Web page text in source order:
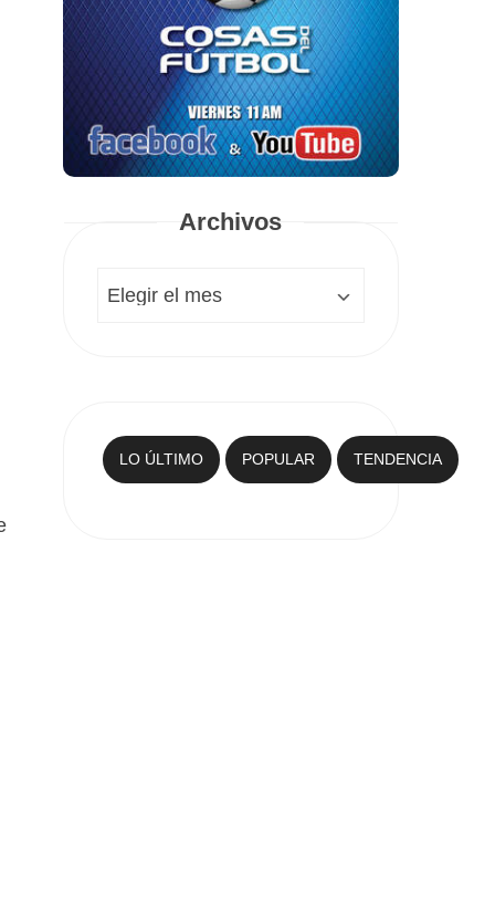
Archivos
Archivos
LO ÚLTIMO POPULAR TENDENCIA